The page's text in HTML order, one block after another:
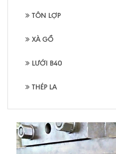
TÔN LỢP
XÀ GỒ
LƯỚI B40
THÉP LA